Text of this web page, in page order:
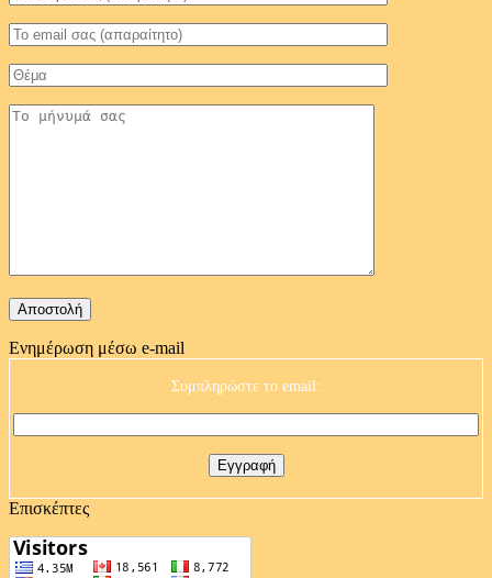
Ενημέρωση μέσω e-mail
Συμπληρώστε το email:
Επισκέπτες